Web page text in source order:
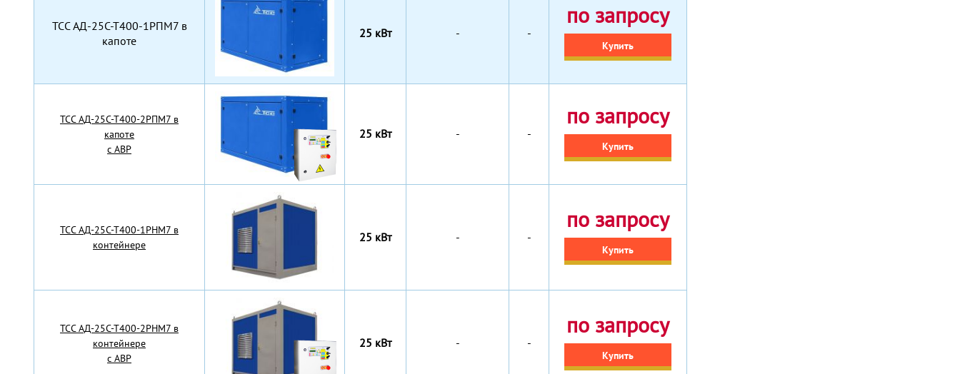
TCC АД-25С-Т400-1РПМ7 в
капоте
25 кВт - -
по запросу
Купить
TCC АД-25С-Т400-2РПМ7 в
капоте
с АВР
25 кВт - -
по запросу
Купить
TCC АД-25С-Т400-1РНМ7 в
контейнере
25 кВт - -
по запросу
Купить
TCC АД-25С-Т400-2РНМ7 в
контейнере
с АВР
25 кВт - -
по запросу
Купить